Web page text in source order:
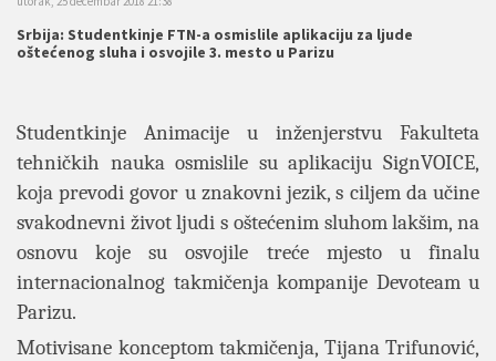
Srbija: Studentkinje FTN-a osmislile aplikaciju za ljude
oštećenog sluha i osvojile 3. mesto u Parizu
Studentkinje Animacije u inženjerstvu Fakulteta
tehničkih nauka osmislile su aplikaciju SignVOICE,
koja prevodi govor u znakovni jezik, s ciljem da učine
svakodnevni život ljudi s oštećenim sluhom lakšim, na
osnovu koje su osvojile treće mjesto u finalu
internacionalnog takmičenja kompanije Devoteam u
Parizu.
Motivisane konceptom takmičenja, Tijana Trifunović,